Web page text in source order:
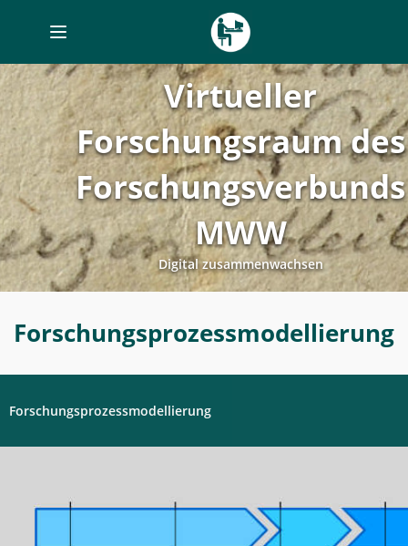
Toggle
navigation
Virtueller
Forschungsraum des
Forschungsverbunds
MWW
Digital zusammenwachsen
-
Digitales
Labor
Forschungsprozessmodellierung
Forschungsprozessmodellierung